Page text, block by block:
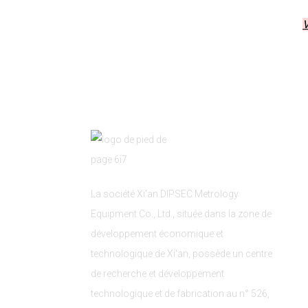
La société Xi'an DIPSEC Metrology
Equipment Co., Ltd., située dans la zone de
développement économique et
technologique de Xi'an, possède un centre
de recherche et développement
technologique et de fabrication au n° 526,